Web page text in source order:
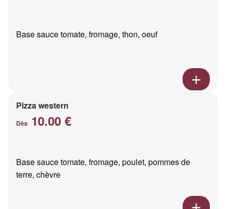
Base sauce tomate, fromage, thon, oeuf
Pizza western
Dès 10.00 €
Base sauce tomate, fromage, poulet, pommes de
terre, chèvre